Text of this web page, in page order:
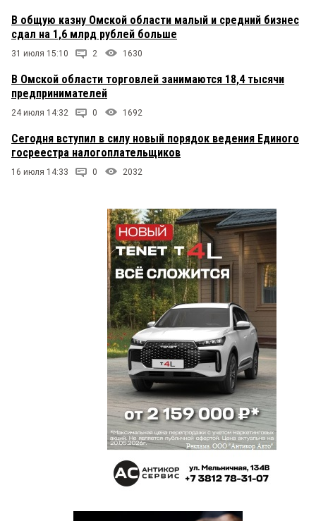
В общую казну Омской области малый и средний бизнес
сдал на 1,6 млрд рублей больше
31 июля 15:10 2 1630
В Омской области торговлей занимаются 18,4 тысячи
предпринимателей
24 июля 14:32 0 1692
Сегодня вступил в силу новый порядок ведения Единого
госреестра налогоплательщиков
16 июля 14:33 0 2032